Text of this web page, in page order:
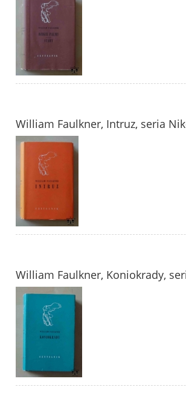
William Faulkner, Intruz, seria
William Faulkner, Koniokrady,